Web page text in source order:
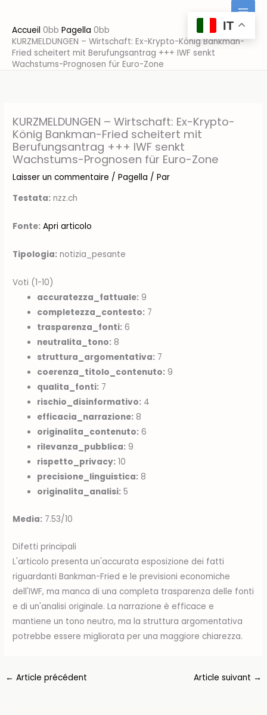
contenu
Accueil
Pagella
KURZMELDUNGEN – Wirtschaft: Ex-Krypto-König Bankman-
Fried scheitert mit Berufungsantrag +++ IWF senkt
Wachstums-Prognosen für Euro-Zone
KURZMELDUNGEN – Wirtschaft: Ex-Krypto-
König Bankman-Fried scheitert mit
Berufungsantrag +++ IWF senkt
Wachstums-Prognosen für Euro-Zone
Laisser un commentaire /Pagella / Par
Testata: nzz.ch
Fonte: Apri articolo
Tipologia: notizia_pesante
Voti (1-10)
accuratezza_fattuale: 9
completezza_contesto: 7
trasparenza_fonti: 6
neutralita_tono: 8
struttura_argomentativa: 7
coerenza_titolo_contenuto: 9
qualita_fonti: 7
rischio_disinformativo: 4
efficacia_narrazione: 8
originalita_contenuto: 6
rilevanza_pubblica: 9
rispetto_privacy: 10
precisione_linguistica: 8
originalita_analisi: 5
Media: 7.53/10
Difetti principali
L'articolo presenta un'accurata esposizione dei fatti
riguardanti Bankman-Fried e le previsioni economiche
dell'IWF, ma manca di una completa trasparenza delle fonti
e di un'analisi originale. La narrazione è efficace e
mantiene un tono neutro, ma la struttura argomentativa
potrebbe essere migliorata per una maggiore chiarezza.
← Article précédent Article suivant →
IT